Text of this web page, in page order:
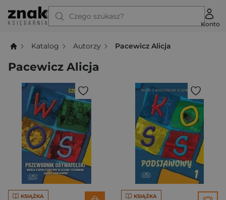
Czego szukasz?
Konto
Katalog Autorzy Pacewicz Alicja
Pacewicz Alicja
KSIĄŻKA KSIĄŻKA